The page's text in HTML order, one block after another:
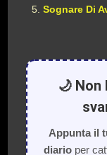
Sognare Di
🌙
Appunta il
diarioper